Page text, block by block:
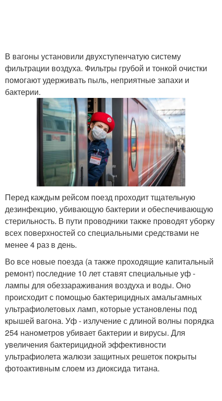
В вагоны установили двухступенчатую систему
фильтрации воздуха. Фильтры грубой и тонкой очистки
помогают удерживать пыль, неприятные запахи и
бактерии.
Перед каждым рейсом поезд проходит тщательную
дезинфекцию, убивающую бактерии и обеспечивающую
стерильность. В пути проводники также проводят уборку
всех поверхностей со специальными средствами не
менее 4 раз в день.
Во все новые поезда (а также проходящие капитальный
ремонт) последние 10 лет ставят специальные уф -
лампы для обеззараживания воздуха и воды. Оно
происходит с помощью бактерицидных амальгамных
ультрафиолетовых ламп, которые установлены под
крышей вагона. Уф - излучение с длиной волны порядка
254 нанометров убивает бактерии и вирусы. Для
увеличения бактерицидной эффективности
ультрафиолета жалюзи защитных решеток покрыты
фотоактивным слоем из диоксида титана.